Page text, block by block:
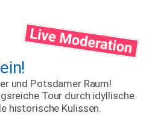
und Potsdamer Raum!
Tour durch idyllische
historische Kulissen.